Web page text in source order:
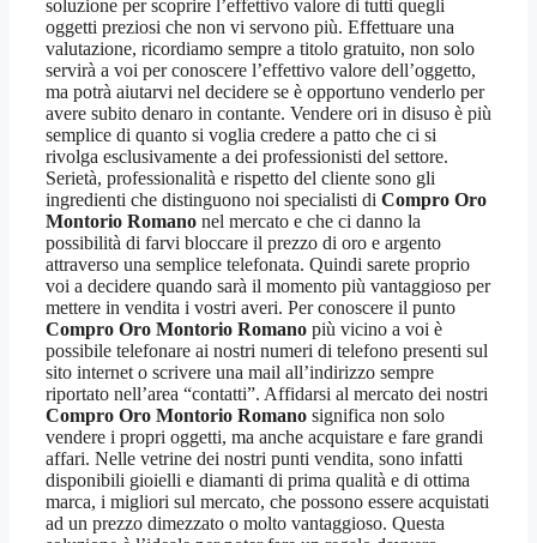
soluzione per scoprire l’effettivo valore di tutti quegli
oggetti preziosi che non vi servono più. Effettuare una
valutazione, ricordiamo sempre a titolo gratuito, non solo
servirà a voi per conoscere l’effettivo valore dell’oggetto,
ma potrà aiutarvi nel decidere se è opportuno venderlo per
avere subito denaro in contante. Vendere ori in disuso è più
semplice di quanto si voglia credere a patto che ci si
rivolga esclusivamente a dei professionisti del settore.
Serietà, professionalità e rispetto del cliente sono gli
ingredienti che distinguono noi specialisti di Compro Oro
Montorio Romano nel mercato e che ci danno la
possibilità di farvi bloccare il prezzo di oro e argento
attraverso una semplice telefonata. Quindi sarete proprio
voi a decidere quando sarà il momento più vantaggioso per
mettere in vendita i vostri averi. Per conoscere il punto
Compro Oro Montorio Romano più vicino a voi è
possibile telefonare ai nostri numeri di telefono presenti sul
sito internet o scrivere una mail all’indirizzo sempre
riportato nell’area “contatti”. Affidarsi al mercato dei nostri
Compro Oro Montorio Romano significa non solo
vendere i propri oggetti, ma anche acquistare e fare grandi
affari. Nelle vetrine dei nostri punti vendita, sono infatti
disponibili gioielli e diamanti di prima qualità e di ottima
marca, i migliori sul mercato, che possono essere acquistati
ad un prezzo dimezzato o molto vantaggioso. Questa